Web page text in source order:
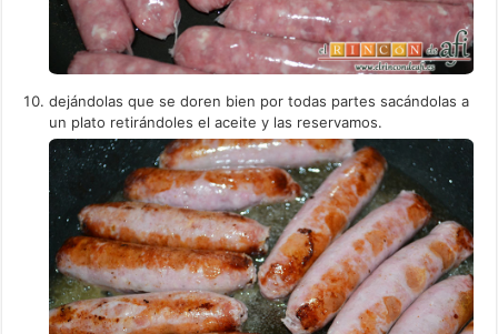
dejándolas que se doren bien por todas partes sacándolas a
un plato retirándoles el aceite y las reservamos.